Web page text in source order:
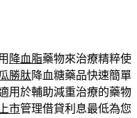
降血脂藥物來治療精粹使
勝肽 降血糖藥品快速簡單
用於輔助減重治療的藥物
市管理借貸利息最低為您